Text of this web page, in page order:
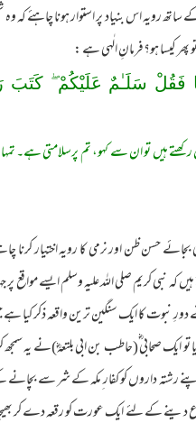
اس بنیاد پر استوار ہونا چاہئے کہ وہ
پھر کیسا ہو؟فرمانِ الٰہی ہے :
فَقُلْ سَلَـٰمٌ عَلَيْكُمْ
ہیں تو ان سے کہو، تم پرسلامتی ہے۔
بجائے حسن ظن اور نرمی کا رویہ اختیار
کہ نبی کریم صلی اللہ علیہ وسلم ایسے
دورِ نبوت کا ایک سنگین ترین واقعہ ذکر
تو ایک صحابی ؓ(حاطب بن ابی بلتعہؓ)نے یہ
رشتہ داروں کو کفار ِمکہ کے شر سے بچانے
دینے کے لئے ایک عورت کو رقعہ دے کر